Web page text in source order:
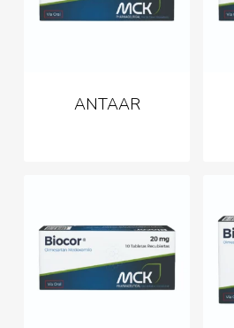
ANTAAR